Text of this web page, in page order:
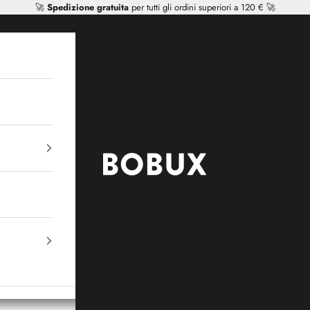
🚀 Spedizione gratuitaper tutti gli ordini superiori a 120 € 🚀
Mr Tiggle - Distributor